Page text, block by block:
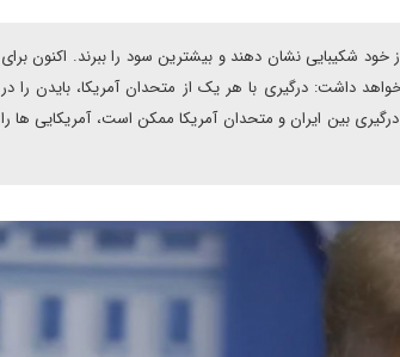
خود شکیبایی نشان دهند و بیشترین سود را ببرند. اکنون برای
داشت: درگیری با هر یک از متحدان آمریکا، بایدن را در
بین ایران و متحدان آمریکا ممکن است، آمریکایی ها را